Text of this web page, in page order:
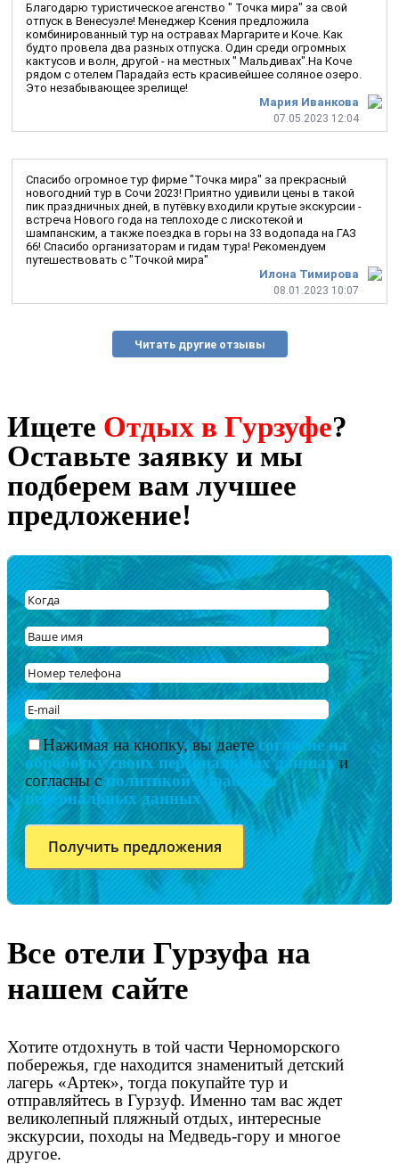
Мария Иванкова
07.05.2023 12:04
Благодарю туристическое агенство " Точка мира" за свой
отпуск в Венесуэле! Менеджер Ксения предложила
комбинированный тур на остравах Маргарите и Коче. Как
будто провела два разных отпуска. Один среди огромных
кактусов и волн, другой - на местных " Мальдивах".На Коче
рядом с отелем Парадайз есть красивейшее соляное озеро.
Это незабывающее зрелище!
Илона Тимирова
08.01.2023 10:07
Спасибо огромное тур фирме "Точка мира" за прекрасный
новогодний тур в Сочи 2023! Приятно удивили цены в такой
пик праздничных дней, в путёвку входили крутые экскурсии -
встреча Нового года на теплоходе с лискотекой и
шампанским, а также поездка в горы на 33 водопада на ГАЗ
66! Спасибо организаторам и гидам тура! Рекомендуем
путешествовать с "Точкой мира"
Читать другие отзывы
Ищете Отдых в Гурзуфе?
Оставьте заявку и мы
подберем вам лучшее
предложение!
Нажимая на кнопку, вы даетесогласие на
обработку своих персональных данныхи
согласны с политикой обработки
персональных данных
Все отели Гурзуфа на
нашем сайте
Хотите отдохнуть в той части Черноморского
побережья, где находится знаменитый детский
лагерь «Артек», тогда покупайте тур и
отправляйтесь в Гурзуф. Именно там вас ждет
великолепный пляжный отдых, интересные
экскурсии, походы на Медведь-гору и многое
другое.